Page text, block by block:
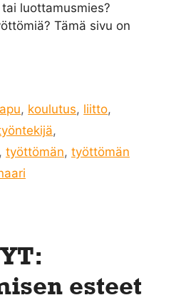
luottamusmies?
Tämä sivu on
, koulutus, liitto,
,
, työttömän, työttömän
esteet